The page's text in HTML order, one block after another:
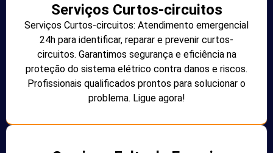
Serviços Curtos-circuitos
Serviços Curtos-circuitos: Atendimento emergencial
24h para identificar, reparar e prevenir curtos-
circuitos. Garantimos segurança e eficiência na
proteção do sistema elétrico contra danos e riscos.
Profissionais qualificados prontos para solucionar o
problema. Ligue agora!